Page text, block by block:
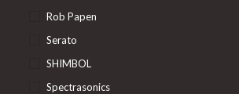
Rob Papen
Serato
SHIMBOL
Spectrasonics